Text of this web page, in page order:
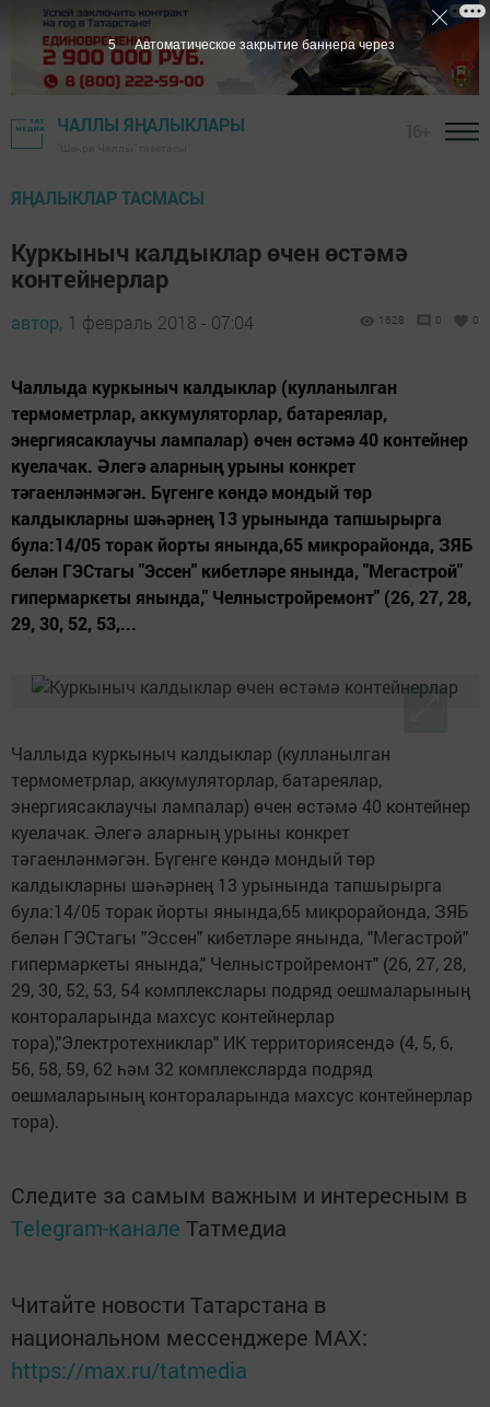
ЧАЛЛЫ ЯҢАЛЫКЛАРЫ
ЯҢАЛЫКЛАР ТАСМАСЫ
Куркыныч калдыклар өчен өстәмә
контейнерлар
автор, 1 февраль 2018 - 07:04 1628 0 0
Чаллыда куркыныч калдыклар (кулланылган
термометрлар, аккумуляторлар, батареялар,
энергиясаклаучы лампалар) өчен өстәмә 40 контейнер
куелачак. Әлегә аларның урыны конкрет
тәгаенләнмәгән. Бүгенге көндә мондый төр
калдыкларны шәһәрнең 13 урынында тапшырырга
була:14/05 торак йорты янында,65 микрорайонда, ЗЯБ
белән ГЭСтагы "Эссен" кибетләре янында, "Мегастрой"
гипермаркеты янында," Челныстройремонт" (26, 27, 28,
29, 30, 52, 53,...
Чаллыда куркыныч калдыклар (кулланылган
термометрлар, аккумуляторлар, батареялар,
энергиясаклаучы лампалар) өчен өстәмә 40 контейнер
куелачак. Әлегә аларның урыны конкрет
тәгаенләнмәгән. Бүгенге көндә мондый төр
калдыкларны шәһәрнең 13 урынында тапшырырга
була:14/05 торак йорты янында,65 микрорайонда, ЗЯБ
белән ГЭСтагы "Эссен" кибетләре янында, "Мегастрой"
гипермаркеты янында," Челныстройремонт" (26, 27, 28,
29, 30, 52, 53, 54 комплекслары подряд оешмаларының
контораларында махсус контейнерлар
тора),"Электротехниклар" ИК территориясендә (4, 5, 6,
56, 58, 59, 62 һәм 32 комплексларда подряд
оешмаларының контораларында махсус контейнерлар
тора).
Следите за самым важным и интересным в
Telegram-канале Татмедиа
Читайте новости Татарстана в
национальном мессенджере MАХ:
https://max.ru/tatmedia
4 Автоматическое закрытие баннера через